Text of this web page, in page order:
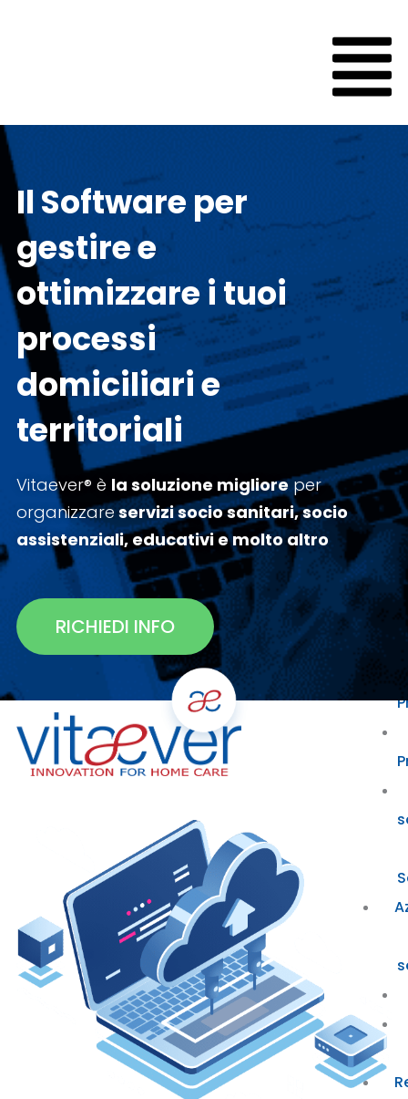
Il Software per
gestire e
ottimizzare i tuoi
processi
domiciliari e
territoriali
Vitaever® è la soluzione miglioreper
organizzare servizi socio sanitari, socio
assistenziali, educativi emolto altro
RICHIEDI INFO